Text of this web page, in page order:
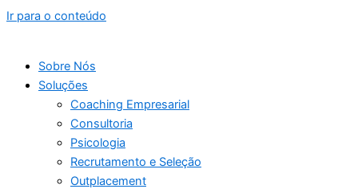
Ir para o conteúdo
Sobre Nós
Soluções
Coaching Empresarial
Consultoria
Psicologia
Recrutamento e Seleção
Outplacement